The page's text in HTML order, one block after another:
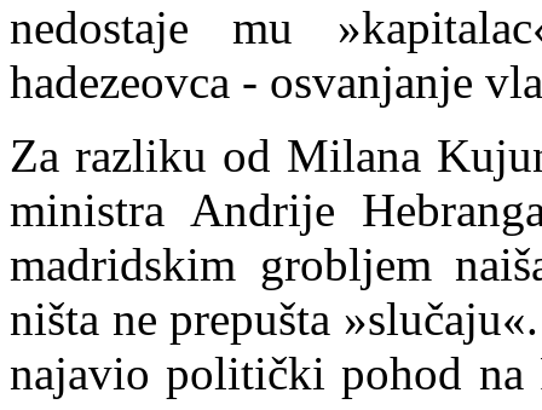
nedostaje mu
hadezeovca - osvanjanje
Za razliku od Milana
ministra Andrije
madridskim grobljem
ništa ne prepušta
najavio politički pohod na